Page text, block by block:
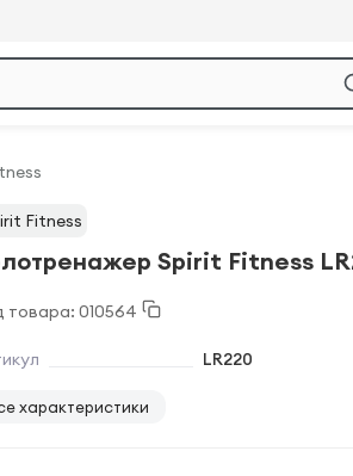
Fitness
Spirit Fitness
товара: 010564
LR220
характеристики